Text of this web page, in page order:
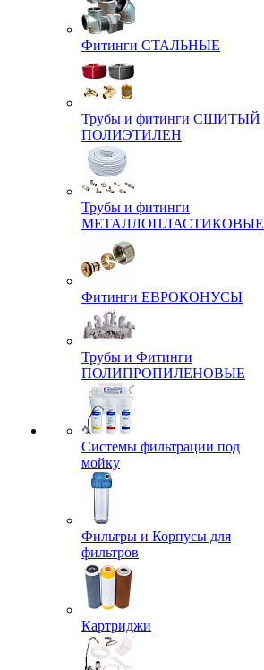
Фитинги СТАЛЬНЫЕ
Трубы и фитинги СШИТЫЙ
ПОЛИЭТИЛЕН
Трубы и фитинги
МЕТАЛЛОПЛАСТИКОВЫЕ
Фитинги ЕВРОКОНУСЫ
Трубы и Фитинги
ПОЛИПРОПИЛЕНОВЫЕ
Системы фильтрации под
мойку
Фильтры и Корпусы для
фильтров
Картриджи